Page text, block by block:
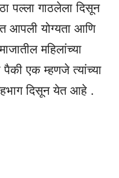
पल्ला गाठलेला दिसून
आपली योग्यता आणि
महिलांच्या
पैकी एक म्हणजे त्यांच्या
दिसून येत आहे .